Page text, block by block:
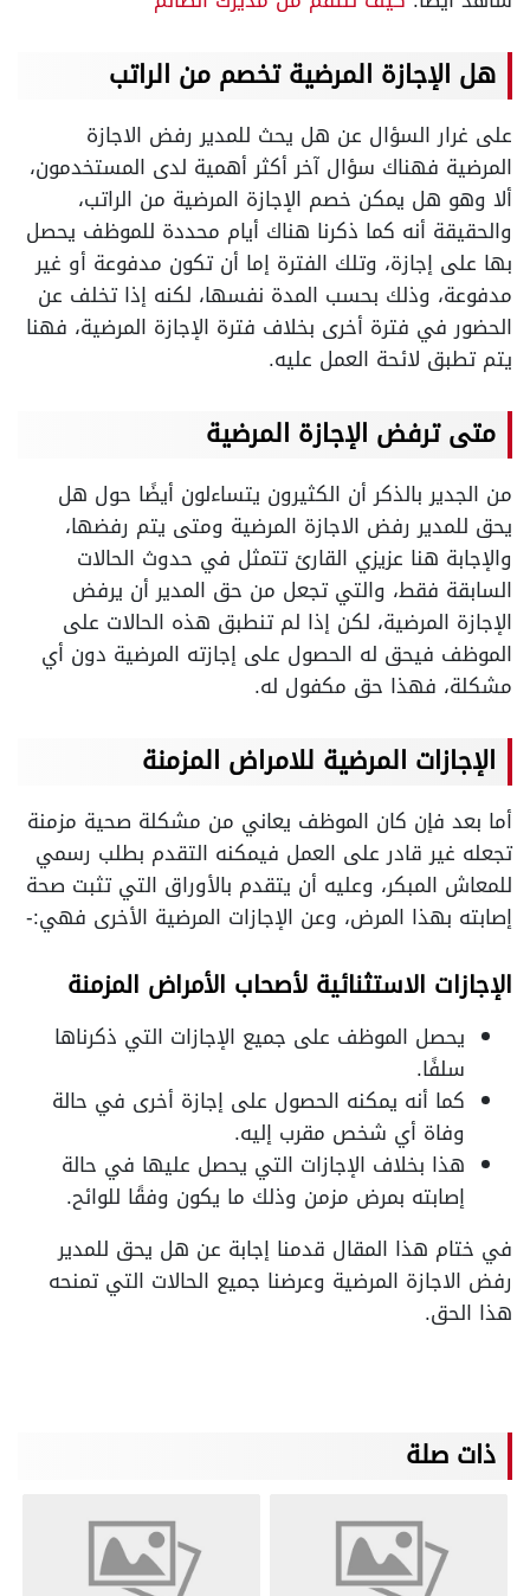
هل الإجازة المرضية تخصم من الراتب
على غرار السؤال عن هل يحث للمدير رفض الاجازة
المرضية فهناك سؤال آخر أكثر أهمية لدى المستخدمون،
ألا وهو هل يمكن خصم الإجازة المرضية من الراتب،
والحقيقة أنه كما ذكرنا هناك أيام محددة للموظف يحصل
بها على إجازة، وتلك الفترة إما أن تكون مدفوعة أو غير
مدفوعة، وذلك بحسب المدة نفسها، لكنه إذا تخلف عن
الحضور في فترة أخرى بخلاف فترة الإجازة المرضية، فهنا
يتم تطبق لائحة العمل عليه.
متى ترفض الإجازة المرضية
من الجدير بالذكر أن الكثيرون يتساءلون أيضًا حول هل
يحق للمدير رفض الاجازة المرضية ومتى يتم رفضها،
والإجابة هنا عزيزي القارئ تتمثل في حدوث الحالات
السابقة فقط، والتي تجعل من حق المدير أن يرفض
الإجازة المرضية، لكن إذا لم تنطبق هذه الحالات على
الموظف فيحق له الحصول على إجازته المرضية دون أي
مشكلة، فهذا حق مكفول له.
الإجازات المرضية للامراض المزمنة
أما بعد فإن كان الموظف يعاني من مشكلة صحية مزمنة
تجعله غير قادر على العمل فيمكنه التقدم بطلب رسمي
للمعاش المبكر، وعليه أن يتقدم بالأوراق التي تثبت صحة
إصابته بهذا المرض، وعن الإجازات المرضية الأخرى فهي:-
الإجازات الاستثنائية لأصحاب الأمراض المزمنة
يحصل الموظف على جميع الإجازات التي ذكرناها
سلفًا.
كما أنه يمكنه الحصول على إجازة أخرى في حالة
وفاة أي شخص مقرب إليه.
هذا بخلاف الإجازات التي يحصل عليها في حالة
إصابته بمرض مزمن وذلك ما يكون وفقًا للوائح.
في ختام هذا المقال قدمنا إجابة عن هل يحق للمدير
رفض الاجازة المرضية وعرضنا جميع الحالات التي تمنحه
هذا الحق.
ذات صلة